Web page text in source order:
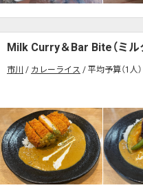
Milk Curry＆Bar Bite（ミル
市川 カレーライス 平均予算（1人